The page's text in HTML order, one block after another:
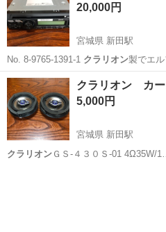
20,000円
宮城県 新田駅
No. 8-9765-1391-1 クラリオン製でエ
有…
宮城 登米市 新田駅 カーオ
クラリオン カー
5,000円
宮城県 新田駅
クラリオンＧＳ-４３０Ｓ-01 4Ω35W/